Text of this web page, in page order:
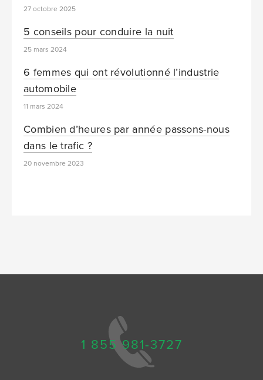
27 octobre 2025
5 conseils pour conduire la nuit
25 mars 2024
6 femmes qui ont révolutionné l’industrie
automobile
11 mars 2024
Combien d’heures par année passons-nous
dans le trafic ?
20 novembre 2023
1 855 981-3727